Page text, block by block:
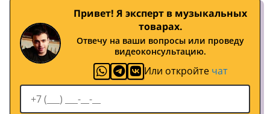
Привет! Я эксперт в музыкальных
товарах.
Отвечу на ваши вопросы или проведу
видеоконсультацию.
Или откройте чат